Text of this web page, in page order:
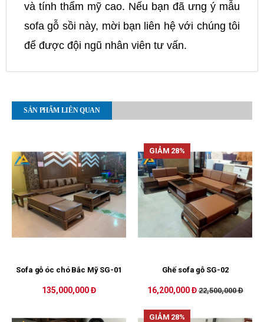
và tính thẩm mỹ cao. Nếu bạn đã ưng ý mẫu
sofa gỗ sồi này, mời bạn liên hệ với chúng tôi
để được đội ngũ nhân viên tư vấn.
SẢN PHẨM LIÊN QUAN
Sofa gỗ óc chó Bắc Mỹ SG-01
135,000,000 Đ
GIẢM 28%
Ghế sofa gỗ SG-02
16,200,000 Đ 22,500,000 Đ
GIẢM 28%